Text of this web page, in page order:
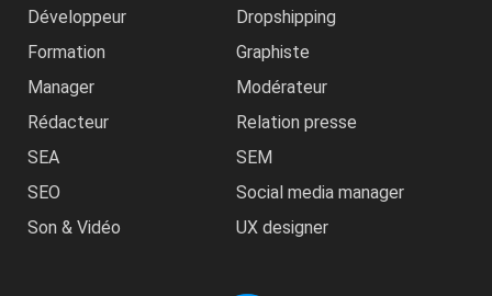
Développeur
Dropshipping
Formation
Graphiste
Manager
Modérateur
Rédacteur
Relation presse
SEA
SEM
SEO
Social media manager
Son & Vidéo
UX designer